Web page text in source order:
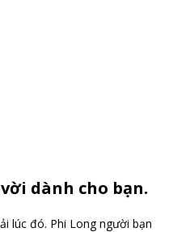
dành cho bạn.
lúc đó. Phi Long người bạn